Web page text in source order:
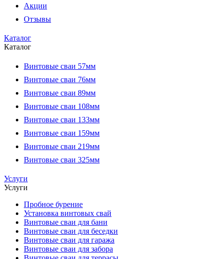
Акции
Отзывы
Каталог
Каталог
Винтовые сваи 57мм
Винтовые сваи 76мм
Винтовые сваи 89мм
Винтовые сваи 108мм
Винтовые сваи 133мм
Винтовые сваи 159мм
Винтовые сваи 219мм
Винтовые сваи 325мм
Услуги
Услуги
Пробное бурение
Установка винтовых свай
Винтовые сваи для бани
Винтовые сваи для беседки
Винтовые сваи для гаража
Винтовые сваи для забора